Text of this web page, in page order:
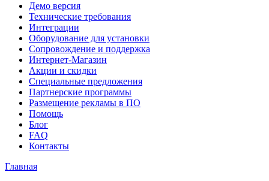
Демо версия
Технические требования
Интеграции
Оборудование для установки
Сопровождение и поддержка
Интернет-Магазин
Акции и скидки
Специальные предложения
Партнерские программы
Размещение рекламы в ПО
Помощь
Блог
FAQ
Контакты
Главная